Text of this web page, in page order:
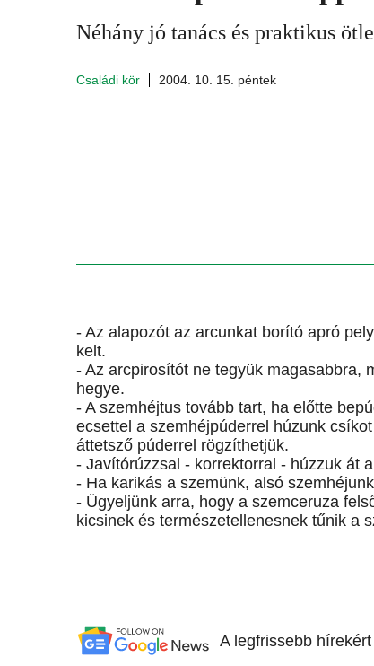
Néhány jó tanács és praktikus
Családi kör 2004. 10. 15. péntek
- Az alapozót az arcunkat borító apró
kelt.
- Az arcpirosítót ne tegyük magasabbra,
hegye.
- A szemhéjtus tovább tart, ha előtte
ecsettel a szemhéjpúderrel húzunk
áttetsző púderrel rögzíthetjük.
- Javítórúzzsal - korrektorral - húzzuk át
- Ha karikás a szemünk, alsó
- Ügyeljünk arra, hogy a szemceruza
kicsinek és természetellenesnek tűnik a
A legfrissebb